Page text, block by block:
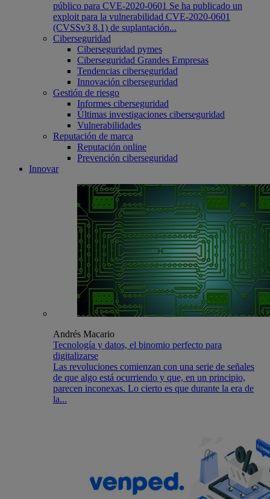
público para CVE-2020-0601 Se ha publicado un
exploit para la vulnerabilidad CVE-2020-0601
(CVSSv3 8.1) de suplantación...
Ciberseguridad
Ciberseguridad pymes
Ciberseguridad Grandes Empresas
Tendencias ciberseguridad
Innovación ciberseguridad
Gestión de riesgo
Informes ciberseguridad
Últimas investigaciones ciberseguridad
Vulnerabilidades
Reputación de marca
Reputación online
Prevención ciberseguridad
Innovar
Andrés Macario
Tecnología y datos, el binomio perfecto para
digitalizarse
Las revoluciones comienzan con una serie de señales
de que algo está ocurriendo y que, en un principio,
parecen inconexas. Lo cierto es que durante la era de
la...